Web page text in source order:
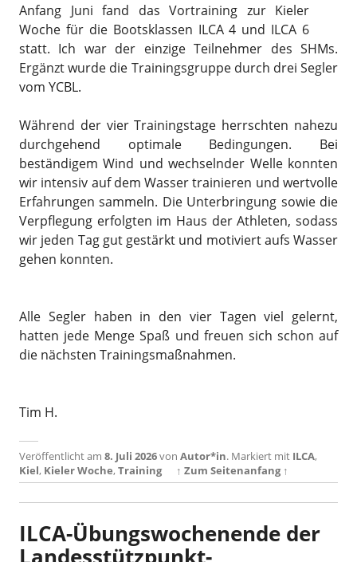
Anfang Juni fand das Vortraining zur Kieler
Woche für die Bootsklassen ILCA 4 und ILCA 6
statt. Ich war der einzige Teilnehmer des SHMs.
Ergänzt wurde die Trainingsgruppe durch drei Segler
vom YCBL.
Während der vier Trainingstage herrschten nahezu
durchgehend optimale Bedingungen. Bei
beständigem Wind und wechselnder Welle konnten
wir intensiv auf dem Wasser trainieren und wertvolle
Erfahrungen sammeln. Die Unterbringung sowie die
Verpflegung erfolgten im Haus der Athleten, sodass
wir jeden Tag gut gestärkt und motiviert aufs Wasser
gehen konnten.
Alle Segler haben in den vier Tagen viel gelernt,
hatten jede Menge Spaß und freuen sich schon auf
die nächsten Trainingsmaßnahmen.
Tim H.
Veröffentlicht am 8. Juli 2026von Autor*in. Markiert mit ILCA,
Kiel, Kieler Woche,Training ↑ Zum Seitenanfang ↑
ILCA-Übungswochenende der